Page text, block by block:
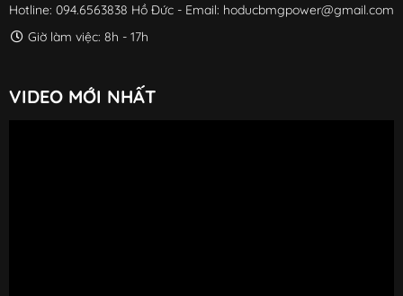
Hotline: 094.6563838 Hồ Đức - Email: hoducbmgpower@gmail.com
Giờ làm việc: 8h - 17h
VIDEO MỚI NHẤT